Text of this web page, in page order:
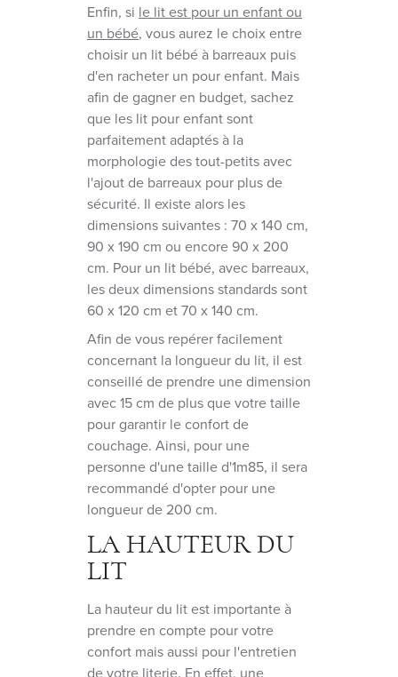
Enfin, si le lit est pour un enfant ou
un bébé, vous aurez le choix entre
choisir un lit bébé à barreaux puis
d'en racheter un pour enfant. Mais
afin de gagner en budget, sachez
que les lit pour enfant sont
parfaitement adaptés à la
morphologie des tout-petits avec
l'ajout de barreaux pour plus de
sécurité. Il existe alors les
dimensions suivantes : 70 x 140 cm,
90 x 190 cm ou encore 90 x 200
cm. Pour un lit bébé, avec barreaux,
les deux dimensions standards sont
60 x 120 cm et 70 x 140 cm.
Afin de vous repérer facilement
concernant la longueur du lit, il est
conseillé de prendre une dimension
avec 15 cm de plus que votre taille
pour garantir le confort de
couchage. Ainsi, pour une
personne d'une taille d'1m85, il sera
recommandé d'opter pour une
longueur de 200 cm.
LA HAUTEUR DU
LIT
La hauteur du lit est importante à
prendre en compte pour votre
confort mais aussi pour l'entretien
de votre literie. En effet, une